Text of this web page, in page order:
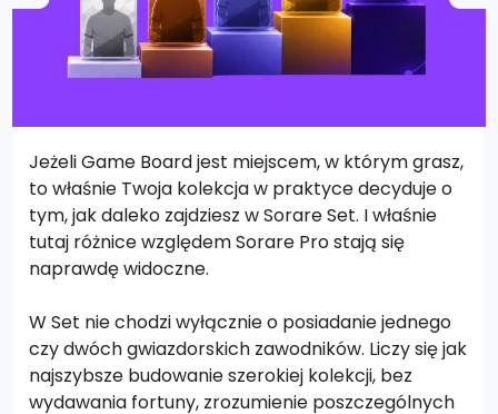
Jeżeli Game Board jest miejscem, w którym grasz,
to właśnie Twoja kolekcja w praktyce decyduje o
tym, jak daleko zajdziesz w Sorare Set. I właśnie
tutaj różnice względem Sorare Pro stają się
naprawdę widoczne.
W Set nie chodzi wyłącznie o posiadanie jednego
czy dwóch gwiazdorskich zawodników. Liczy się jak
najszybsze budowanie szerokiej kolekcji, bez
wydawania fortuny, zrozumienie poszczególnych